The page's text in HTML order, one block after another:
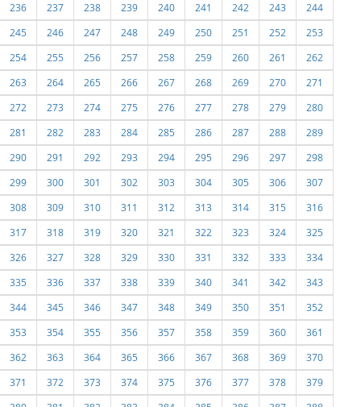
236
237 238 239 240 241 242 243
244
245
246 247 248 249 250 251 252
253
254
255 256 257 258 259 260 261
262
263
264 265 266 267 268 269 270
271
272
273 274 275 276 277 278 279
280
281
282 283 284 285 286 287 288
289
290
291 292 293 294 295 296 297
298
299
300 301 302 303 304 305 306
307
308
309 310 311 312 313 314 315
316
317
318 319 320 321 322 323 324
325
326
327 328 329 330 331 332 333
334
335
336 337 338 339 340 341 342
343
344
345 346 347 348 349 350 351
352
353
354 355 356 357 358 359 360
361
362
363 364 365 366 367 368 369
370
371
372 373 374 375 376 377 378
379